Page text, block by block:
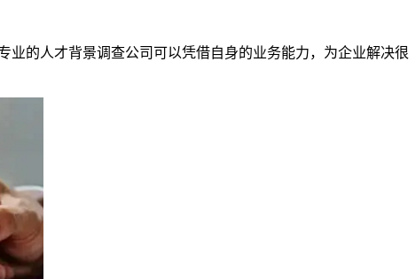
的人才背景调查公司可以凭借自身的业务能力，为企业解决很